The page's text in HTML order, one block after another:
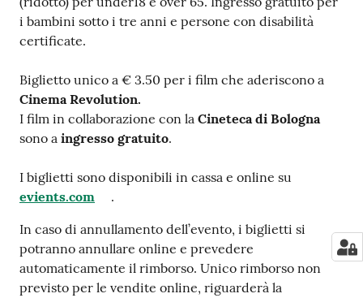
i bambini sotto i tre anni e persone con disabilità
certificate.
Biglietto unico a € 3.50 per i film che aderiscono a
Cinema Revolution.
I film in collaborazione con la Cineteca di Bologna
sono a ingresso gratuito.
I biglietti sono disponibili in cassa e online su
evients.com
.
In caso di annullamento dell’evento, i biglietti si
potranno annullare online e prevedere
automaticamente il rimborso. Unico rimborso non
previsto per le vendite online, riguarderà la